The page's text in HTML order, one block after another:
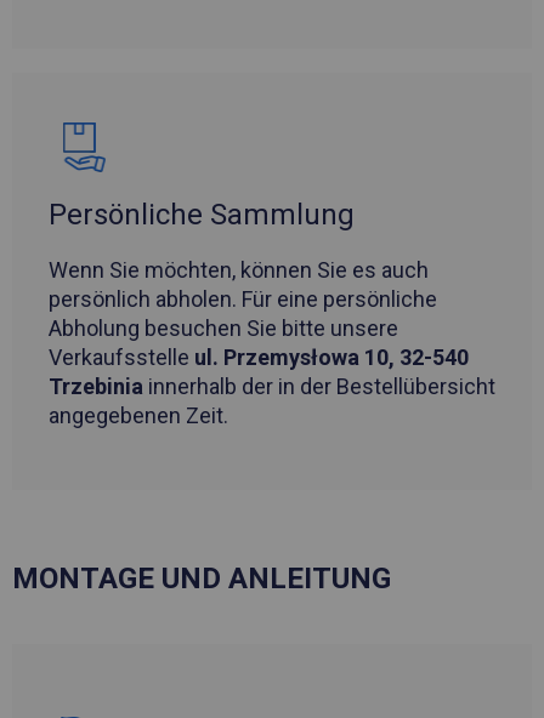
Persönliche Sammlung
Wenn Sie möchten, können Sie es auch
persönlich abholen. Für eine persönliche
Abholung besuchen Sie bitte unsere
Verkaufsstelle ul. Przemysłowa 10, 32-540
Trzebinia innerhalb der in der Bestellübersicht
angegebenen Zeit.
MONTAGE UND ANLEITUNG